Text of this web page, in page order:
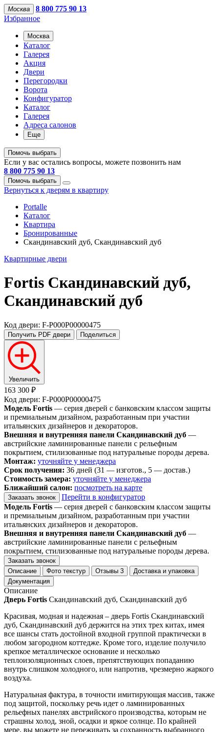
Москва
8 800 775 90 13
Избранное
Москва
Каталог
Галерея
Акция
Двери
Перегородки
Ворота
Конфигуратор
Каталог
Галерея
Адреса салонов
Еще
Помочь выбрать
Если у вас остались вопросы, можете позвонить нам
8 800 775 90 13
Помочь выбрать
Вернуться к дверям в квартиру
Portalle
Каталог
Квартира
Бронированные
Скандинавский дуб, Скандинавский дуб
Квартирные двери
Fortis Скандинавский дуб,
Скандинавский дуб
Код двери: F-P000P00000475
Получить PDF двери Поделиться
Увеличить
163 300 ₽
Код двери: F-P000P00000475
Модель Fortis — серия дверей с банковским классом защиты
и премиальным дизайном, разработанным при участии
итальянских дизайнеров и декораторов.
Внешняя и внутренняя панели Скандинавский дуб —
австрийские ламинированные панели с рельефным
покрытием, стилизованные под натуральные породы дерева.
Монтаж: уточняйте у менеджера
Срок получения: 36 дней (31 — изготов., 5 — достав.)
Стоимость замера: уточняйте у менеджера
Ближайший салон: посмотреть на карте
Заказать звонок
Перейти в конфигуратор
Модель Fortis — серия дверей с банковским классом защиты
и премиальным дизайном, разработанным при участии
итальянских дизайнеров и декораторов.
Внешняя и внутренняя панели Скандинавский дуб —
австрийские ламинированные панели с рельефным
покрытием, стилизованные под натуральные породы дерева.
Заказать звонок
Описание
Фото текстур Отзывы 3
Доставка и упаковка
Документация
Описание
Дверь Fortis Скандинавский дуб, Скандинавский дуб
Красивая, модная и надежная – дверь Fortis Скандинавский
дуб, Скандинавский дуб держится на этих трех китах, имея
все шансы стать достойной входной группой практически в
любом загородном коттедже. Кроме того, изделие получило
крепкое металлическое основание и несколько
теплоизоляционных слоев, препятствующих попаданию
внутрь слишком холодного, или напротив, чрезмерно жаркого
воздуха.
Натуральная фактура, в точности имитирующая массив, также
под защитой, поскольку речь идет о ламинированных
рельефных панелях австрийского производства, которым не
страшны холод, зной, осадки и яркое солнце. По крайней
мере, вы можете не переживать за сохранность выбранного